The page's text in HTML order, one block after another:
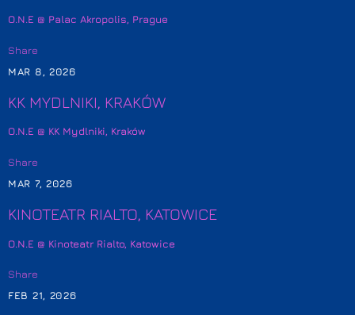
O.N.E @ Palac Akropolis, Prague
Share
MAR 8, 2026
KK MYDLNIKI, KRAKÓW
O.N.E @ KK Mydlniki, Kraków
Share
MAR 7, 2026
KINOTEATR RIALTO, KATOWICE
O.N.E @ Kinoteatr Rialto, Katowice
Share
FEB 21, 2026